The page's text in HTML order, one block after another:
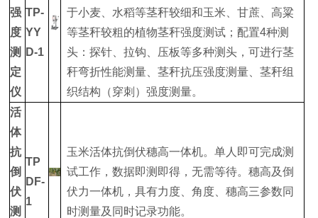
强
度
测
定
仪
TP-
YY
D-1
于小麦、水稻等茎秆较细和玉米、甘蔗、高粱
等茎秆较粗的植物茎秆强度测试；配置4种测
头：探针、拉钩、压板等多种测头，可进行茎
秆弯折性能测量、茎秆抗压强度测量、茎秆组
织结构（穿刺）强度测量。
活
体
抗
倒
伏
测
TP
DF-
1
玉米活体抗倒伏穗高一体机。单人即可完成测
试工作，数据即测即得，无需等待。穗高及倒
伏力一体机，具有力度、角度、穗高三参数同
时测量及同时记录功能。